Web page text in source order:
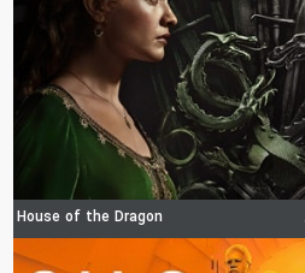
House of the Dragon